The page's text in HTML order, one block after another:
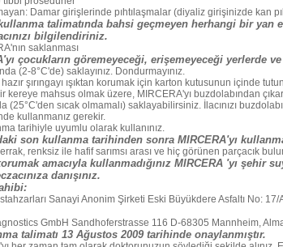
Damar girişlerinde pıhtılaşmalar (diyaliz girişinizde kan
talimatında bahsi geçmeyen herhangi bir yan
bilgilendiriniz.
saklanması
çocukların göremeyeceği, erişemeyeceği yerlerde ve
(2-8°C'de) saklayınız. Dondurmayınız.
hazır şırıngayı ışıktan korumak için karton kutusunun içinde
kereye mahsus olmak üzere, MIRCERA'yı buzdolabından
(25°C'den sıcak olmamalı) saklayabilirsiniz. İlacınızı
kullanmanız gerekir.
tarihiyle uyumlu olarak kullanınız.
son kullanma tarihinden sonra MIRCERA'yı
renksiz ile hafif sarımsı arası ve hiç görünen parçacık
amacıyla kullanmadığınız MIRCERA 'yı şehir
danışınız.
Sanayi Anonim Şirketi Eski Büyükdere Asfaltı No: 17/
GmbH Sandhoferstrasse 116 D-68305 Mannheim,
talimatı 13 Ağustos 2009 tarihinde onaylanmıştır.